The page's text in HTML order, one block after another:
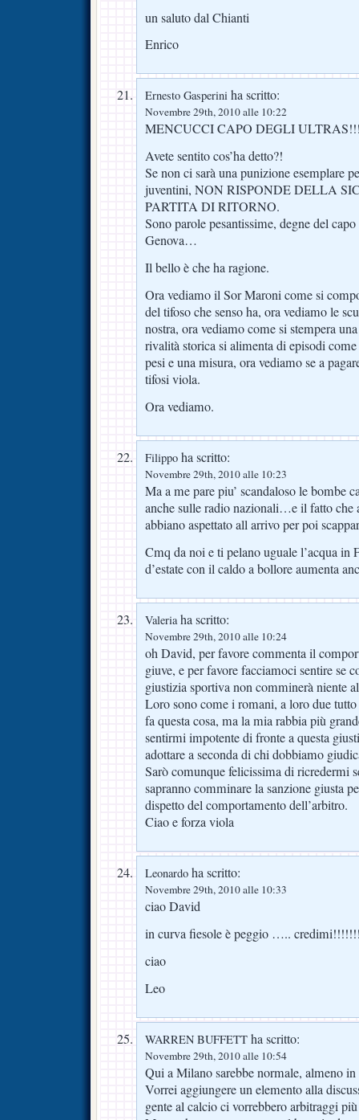
un saluto dal Chianti
Enrico
Ernesto Gasperini ha scritto:
Novembre 29th, 2010 alle 10:22
MENCUCCI CAPO DEGLI
Avete sentito cos’ha detto?!
Se non ci sarà una punizione esemplare
juventini, NON RISPONDE DELLA
PARTITA DI RITORNO.
Sono parole pesantissime, degne del
Genova…
Il bello è che ha ragione.
Ora vediamo il Sor Maroni come si
del tifoso che senso ha, ora vediamo le
nostra, ora vediamo come si stempera
rivalità storica si alimenta di episodi
pesi e una misura, ora vediamo se a
tifosi viola.
Ora vediamo.
Filippo ha scritto:
Novembre 29th, 2010 alle 10:23
Ma a me pare piu’ scandaloso le bombe
anche sulle radio nazionali…e il fatto che
abbiano aspettato all arrivo per poi
Cmq da noi e ti pelano uguale l’acqua in
d’estate con il caldo a bollore aumenta
Valeriaha scritto:
Novembre 29th, 2010 alle 10:24
oh David, per favore commenta il
giuve, e per favore facciamoci sentire se
giustizia sportiva non comminerà niente
Loro sono come i romani, a loro due
fa questa cosa, ma la mia rabbia più
sentirmi impotente di fronte a questa
adottare a seconda di chi dobbiamo
Sarò comunque felicissima di ricredermi
sapranno comminare la sanzione giusta
dispetto del comportamento dell’arbitro.
Ciao e forza viola
Leonardo ha scritto:
Novembre 29th, 2010 alle 10:33
ciao David
in curva fiesole è peggio …..
ciao
Leo
WARREN BUFFETT ha scritto:
Novembre 29th, 2010 alle 10:54
Qui a Milano sarebbe normale, almeno in
Vorrei aggiungere un elemento alla
gente al calcio ci vorrebbero arbitraggi